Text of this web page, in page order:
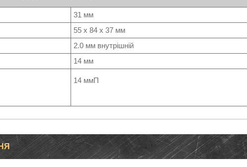
31 мм
55 х 84 х 37 мм
2.0 мм внутрішній
14 мм
14 ммП